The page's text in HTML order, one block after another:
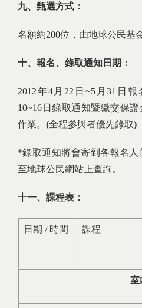
九、甄選方式：
名額約200位，由地球公民基
十、報名、錄取通知日期：
2012年4月22日~5月31日報
10~16日錄取通知暨繳交保
作業。 (全程參與者優先錄取)
*錄取通知將會寄到各報名人
至地球公民網站上查詢。
十一、課程表：
日期 / 時間 課程
室